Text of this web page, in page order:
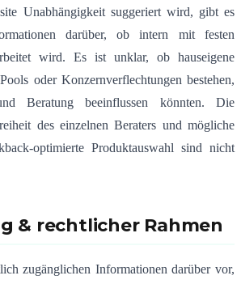
Unabhängigkeit suggeriert wird, gibt es
darüber, ob intern mit festen
wird.
Es ist unklar, ob hauseigene
oder Konzernverflechtungen bestehen,
Beratung beeinflussen könnten.
Die
des einzelnen Beraters und mögliche
optimierte Produktauswahl sind nicht
& rechtlicher Rahmen
zugänglichen Informationen darüber vor,